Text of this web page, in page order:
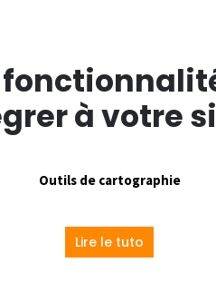
à votre
Outils de cartographie
Lire le tuto